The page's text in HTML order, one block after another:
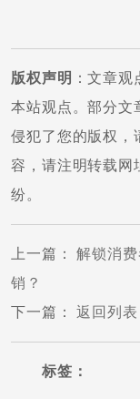
版权声明 ：文章
本站观点。部分文
侵犯了您的版权，
容，请注明转载网
纷。
上一篇 ：解锁消
销？
下一篇 ：返回列表
标签：